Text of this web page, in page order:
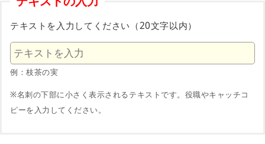
テキストを入力してください（20文字以内）
例：枝茶の実
※名刺の下部に小さく表示されるテキストです。役職やキャッチコ
ピーを入力してください。